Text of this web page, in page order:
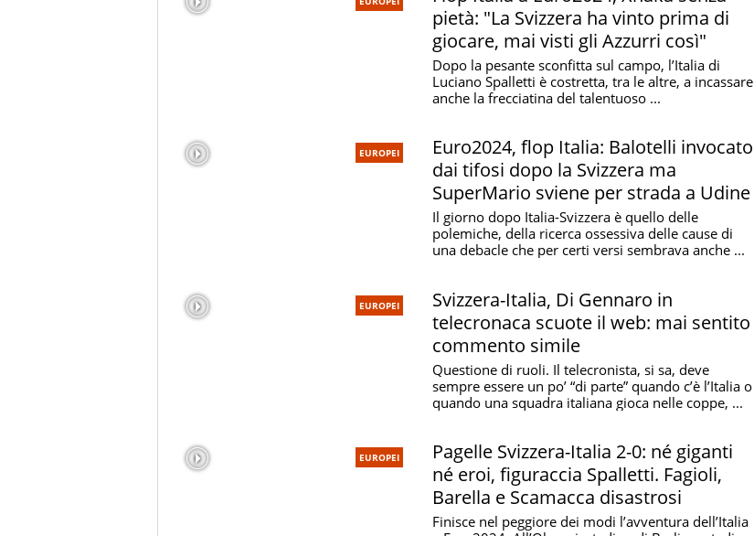
pietà: "La Svizzera ha vinto prima di
giocare, mai visti gli Azzurri così"
Dopo la pesante sconfitta sul campo, l’Italia di
Luciano Spalletti è costretta, tra le altre, a incassare
anche la frecciatina del talentuoso ...
EUROPEI
Euro2024, flop Italia: Balotelli invocato
dai tifosi dopo la Svizzera ma
SuperMario sviene per strada a Udine
Il giorno dopo Italia-Svizzera è quello delle
polemiche, della ricerca ossessiva delle cause di
una debacle che per certi versi sembrava anche ...
EUROPEI
Svizzera-Italia, Di Gennaro in
telecronaca scuote il web: mai sentito
commento simile
Questione di ruoli. Il telecronista, si sa, deve
sempre essere un po’ “di parte” quando c’è l’Italia o
quando una squadra italiana gioca nelle coppe, ...
EUROPEI
Pagelle Svizzera-Italia 2-0: né giganti
né eroi, figuraccia Spalletti. Fagioli,
Barella e Scamacca disastrosi
Finisce nel peggiore dei modi l’avventura dell’Italia